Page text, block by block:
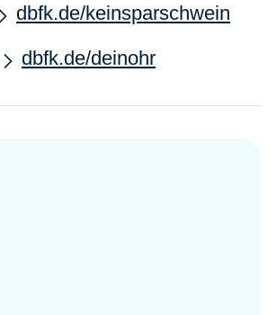
dbfk.de/keinsparschwein
dbfk.de/deinohr